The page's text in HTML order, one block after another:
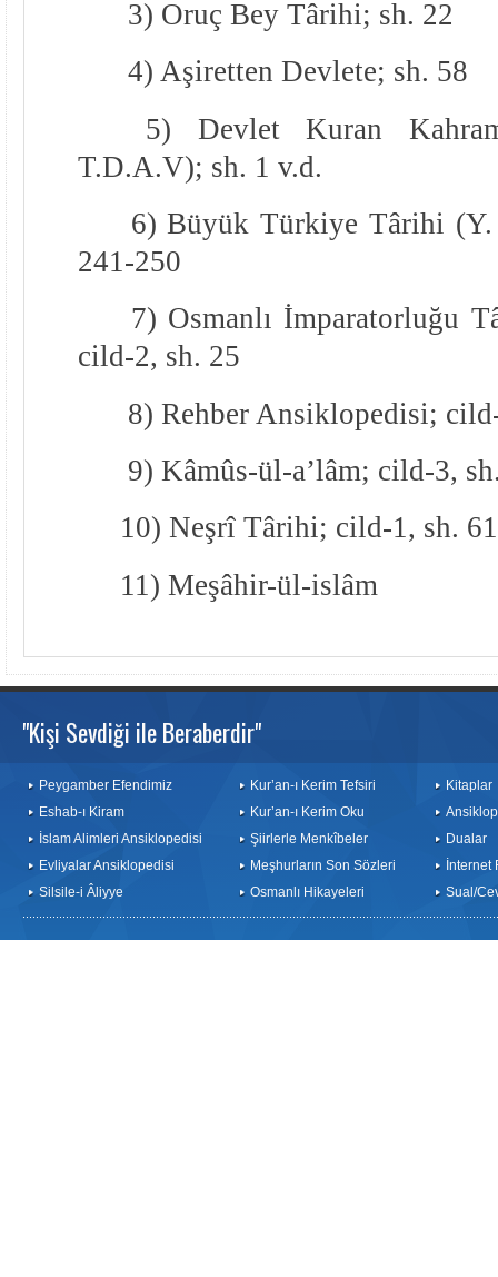
3) Oruç Bey Târihi; sh. 22
4) Aşiretten Devlete; sh. 58
5) Devlet Kuran
T.D.A.V); sh. 1 v.d.
6) Büyük Türkiye Târihi
241-250
7) Osmanlı İmparatorluğu
cild-2, sh. 25
8) Rehber Ansiklopedisi;
9) Kâmûs-ül-a’lâm; cild-3,
10) Neşrî Târihi; cild-1, sh.
11) Meşâhir-ül-islâm
"Kişi Sevdiği ile Beraberdir"
Peygamber Efendimiz
Eshab-ı Kiram
İslam Alimleri Ansiklopedisi
Evliyalar Ansiklopedisi
Silsile-i Âliyye
Kur’an-ı Kerim Tefsiri
Kur’an-ı Kerim Oku
Şiirlerle Menkîbeler
Meşhurların Son Sözleri
Osmanlı Hikayeleri
Kitaplar
Dualar
İnternet
Sual/